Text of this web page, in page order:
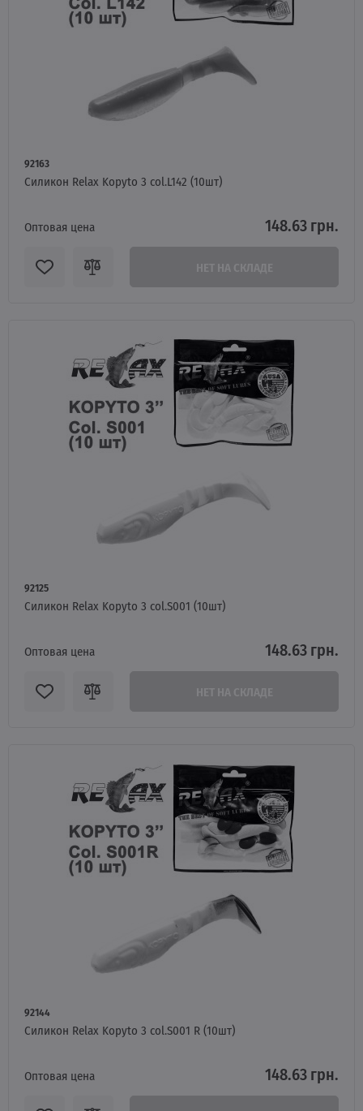
92163
Силикон Relax Kopyto 3 col.L142 (10шт)
Оптовая цена 148.63 грн.
92125
Силикон Relax Kopyto 3 col.S001 (10шт)
Оптовая цена 148.63 грн.
92144
Силикон Relax Kopyto 3 col.S001 R (10шт)
Оптовая цена 148.63 грн.